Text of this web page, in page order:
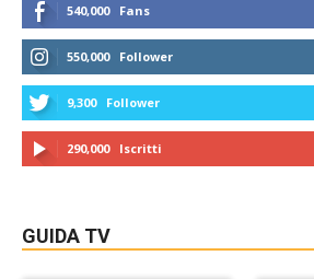
540,000 Fans
550,000 Follower
9,300 Follower
290,000 Iscritti
GUIDA TV